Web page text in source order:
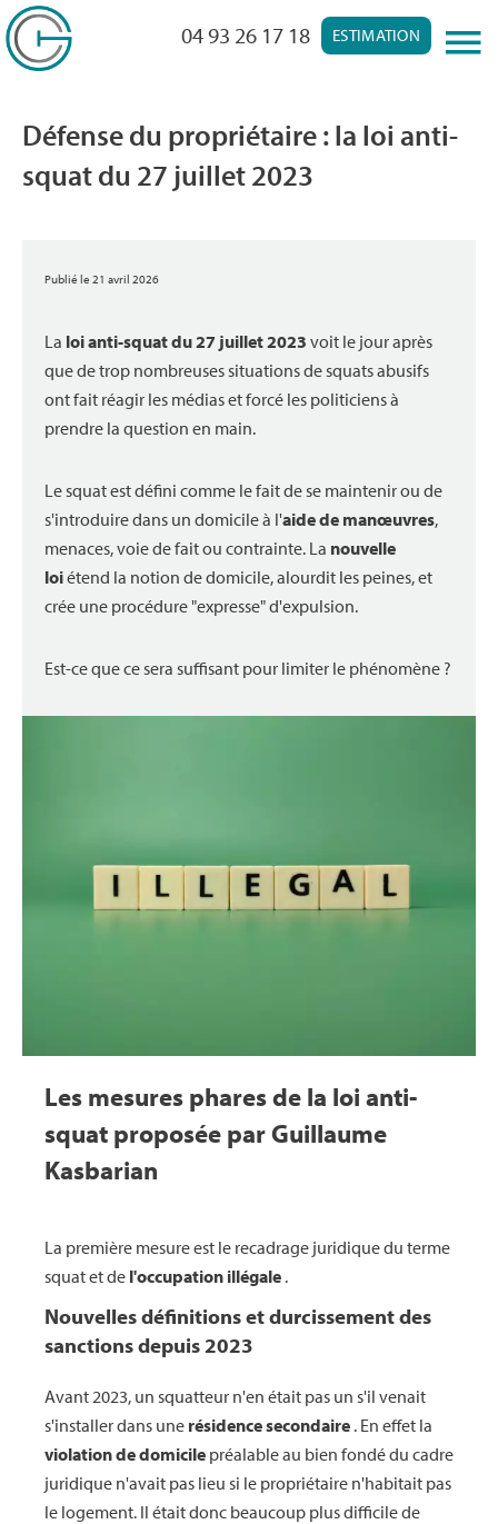
ESTIMATION
04 93 26 17 18
Défense du propriétaire : la loi anti-
squat du 27 juillet 2023
Publié le 21 avril 2026
La loi anti-squat du 27 juillet 2023 voit le jour après
que de trop nombreuses situations de squats abusifs
ont fait réagir les médias et forcé les politiciens à
prendre la question en main.
Le squat est défini comme le fait de se maintenir ou de
s'introduire dans un domicile à l'aide de manœuvres,
menaces, voie de fait ou contrainte. La nouvelle
loiétend la notion de domicile, alourdit les peines, et
crée une procédure "expresse" d'expulsion.
Est-ce que ce sera suffisant pour limiter le phénomène ?
Les mesures phares de la loi anti-
squat proposée par Guillaume
Kasbarian
La première mesure est le recadrage juridique du terme
squat et de l'occupation illégale .
Nouvelles définitions et durcissement des
sanctions depuis 2023
Avant 2023, un squatteur n'en était pas un s'il venait
s'installer dans une résidence secondaire . En effet la
violation de domicile préalable au bien fondé du cadre
juridique n'avait pas lieu si le propriétaire n'habitait pas
le logement. Il était donc beaucoup plus difficile de